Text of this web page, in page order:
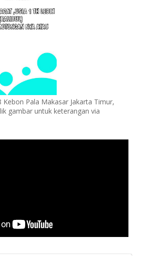
Kebon Pala Makasar Jakarta Timur,
gambar untuk keterangan via